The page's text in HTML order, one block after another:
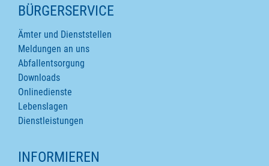
SEITENINHALTE
BÜRGERSERVICE
Ämter und Dienststellen
Meldungen an uns
Abfallentsorgung
Downloads
Onlinedienste
Lebenslagen
Dienstleistungen
INFORMIEREN